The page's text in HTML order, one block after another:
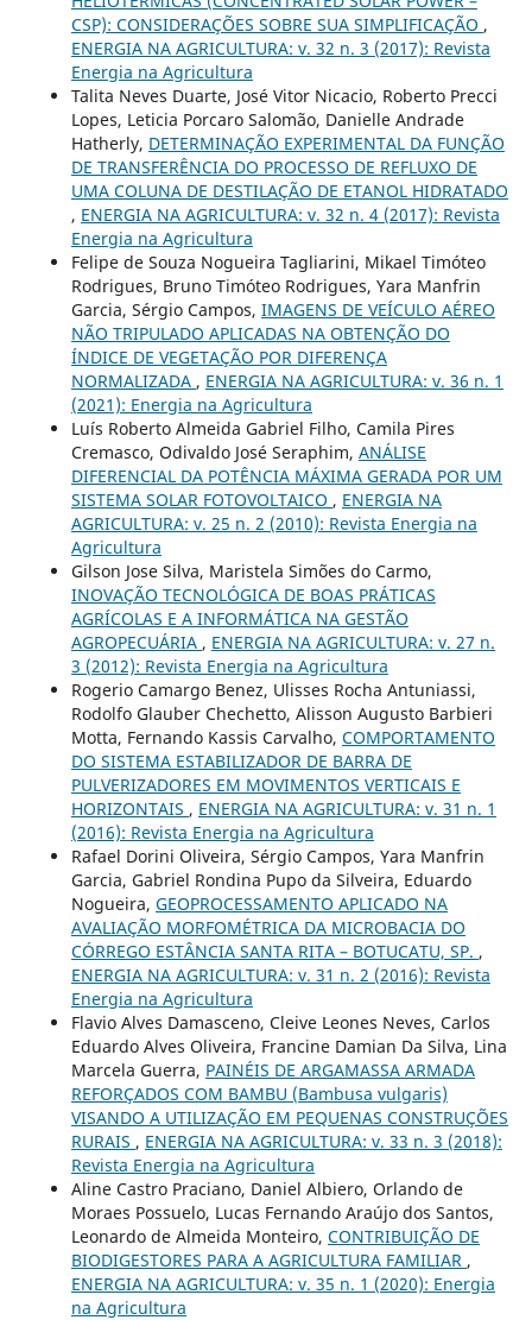
CSP): CONSIDERAÇÕES SOBRE SUA SIMPLIFICAÇÃO ,
ENERGIA NA AGRICULTURA: v. 32 n. 3 (2017): Revista
Energia na Agricultura
Talita Neves Duarte, José Vitor Nicacio, Roberto Precci
Lopes, Leticia Porcaro Salomão, Danielle Andrade
Hatherly, DETERMINAÇÃO EXPERIMENTAL DA FUNÇÃO
DE TRANSFERÊNCIA DO PROCESSO DE REFLUXO DE
UMA COLUNA DE DESTILAÇÃO DE ETANOL HIDRATADO
, ENERGIA NA AGRICULTURA: v. 32 n. 4 (2017): Revista
Energia na Agricultura
Felipe de Souza Nogueira Tagliarini, Mikael Timóteo
Rodrigues, Bruno Timóteo Rodrigues, Yara Manfrin
Garcia, Sérgio Campos, IMAGENS DE VEÍCULO AÉREO
NÃO TRIPULADO APLICADAS NA OBTENÇÃO DO
ÍNDICE DE VEGETAÇÃO POR DIFERENÇA
NORMALIZADA , ENERGIA NA AGRICULTURA: v. 36 n. 1
(2021): Energia na Agricultura
Luís Roberto Almeida Gabriel Filho, Camila Pires
Cremasco, Odivaldo José Seraphim, ANÁLISE
DIFERENCIAL DA POTÊNCIA MÁXIMA GERADA POR UM
SISTEMA SOLAR FOTOVOLTAICO , ENERGIA NA
AGRICULTURA: v. 25 n. 2 (2010): Revista Energia na
Agricultura
Gilson Jose Silva, Maristela Simões do Carmo,
INOVAÇÃO TECNOLÓGICA DE BOAS PRÁTICAS
AGRÍCOLAS E A INFORMÁTICA NA GESTÃO
AGROPECUÁRIA , ENERGIA NA AGRICULTURA: v. 27 n.
3 (2012): Revista Energia na Agricultura
Rogerio Camargo Benez, Ulisses Rocha Antuniassi,
Rodolfo Glauber Chechetto, Alisson Augusto Barbieri
Motta, Fernando Kassis Carvalho, COMPORTAMENTO
DO SISTEMA ESTABILIZADOR DE BARRA DE
PULVERIZADORES EM MOVIMENTOS VERTICAIS E
HORIZONTAIS , ENERGIA NA AGRICULTURA: v. 31 n. 1
(2016): Revista Energia na Agricultura
Rafael Dorini Oliveira, Sérgio Campos, Yara Manfrin
Garcia, Gabriel Rondina Pupo da Silveira, Eduardo
Nogueira, GEOPROCESSAMENTO APLICADO NA
AVALIAÇÃO MORFOMÉTRICA DA MICROBACIA DO
CÓRREGO ESTÂNCIA SANTA RITA – BOTUCATU, SP. ,
ENERGIA NA AGRICULTURA: v. 31 n. 2 (2016): Revista
Energia na Agricultura
Flavio Alves Damasceno, Cleive Leones Neves, Carlos
Eduardo Alves Oliveira, Francine Damian Da Silva, Lina
Marcela Guerra, PAINÉIS DE ARGAMASSA ARMADA
REFORÇADOS COM BAMBU (Bambusa vulgaris)
VISANDO A UTILIZAÇÃO EM PEQUENAS CONSTRUÇÕES
RURAIS , ENERGIA NA AGRICULTURA: v. 33 n. 3 (2018):
Revista Energia na Agricultura
Aline Castro Praciano, Daniel Albiero, Orlando de
Moraes Possuelo, Lucas Fernando Araújo dos Santos,
Leonardo de Almeida Monteiro, CONTRIBUIÇÃO DE
BIODIGESTORES PARA A AGRICULTURA FAMILIAR ,
ENERGIA NA AGRICULTURA: v. 35 n. 1 (2020): Energia
na Agricultura